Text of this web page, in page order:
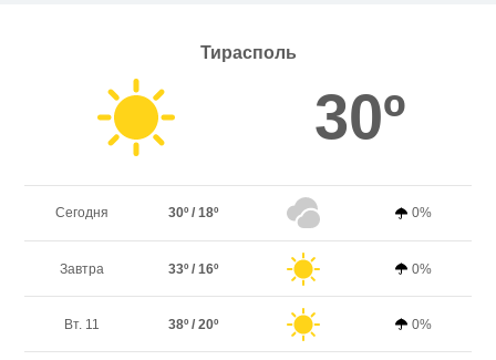
Тирасполь
30º
Сегодня 30º / 18º 0%
Завтра 33º / 16º 0%
Вт. 11 38º / 20º 0%